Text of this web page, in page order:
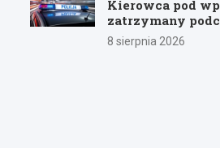
Kierowca pod
zatrzymany
8 sierpnia 2026